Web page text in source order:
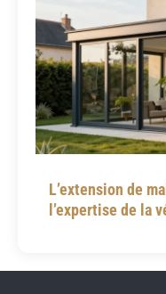
L’extension de
l’expertise de la